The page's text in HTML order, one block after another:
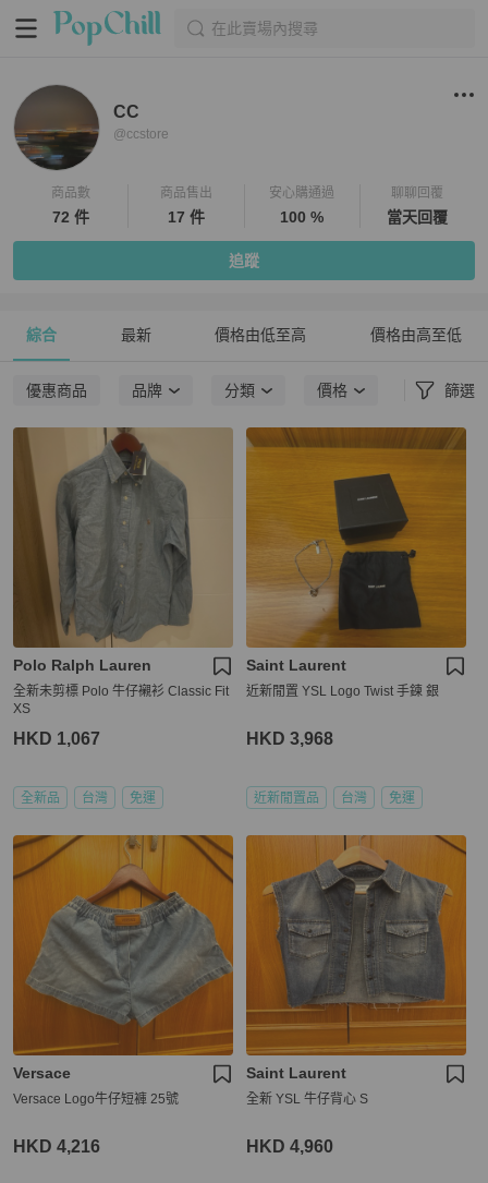
在此賣場內搜尋
CC
@ccstore
商品數
72 件
商品售出
17 件
安心購通過
100 %
聊聊回覆
當天回覆
追蹤
綜合 最新 價格由低至高 價格由高至低
優惠商品 品牌 分類 價格 篩選
Polo Ralph Lauren
全新未剪標 Polo 牛仔襯衫 Classic Fit
XS
HKD 1,067
全新品 台灣 免運
Saint Laurent
近新閒置 YSL Logo Twist 手鍊 銀
HKD 3,968
近新閒置品 台灣 免運
Versace
Versace Logo牛仔短褲 25號
HKD 4,216
Saint Laurent
全新 YSL 牛仔背心 S
HKD 4,960